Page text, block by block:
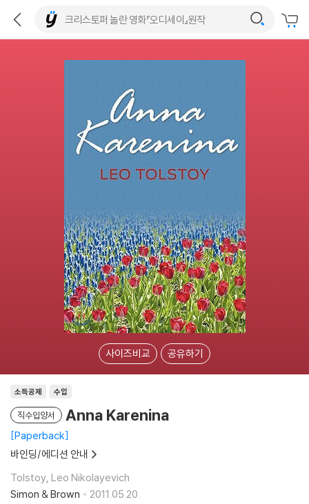
사이즈비교 공유하기
소득공제 수입
직수입양서 Anna Karenina
Paperback
바인딩/에디션 안내
Tolstoy, Leo Nikolayevich
Simon & Brown
2011.05.20.